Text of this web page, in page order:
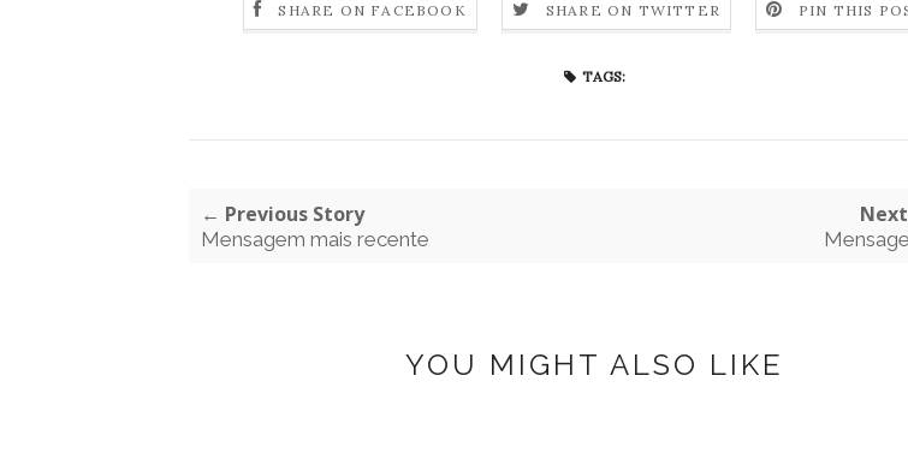
SHARE ON FACEBOOK SHARE ON TWITTER PIN THIS
TAGS:
← Previous Story
Mensagem mais recente
YOU MIGHT ALSO LIKE